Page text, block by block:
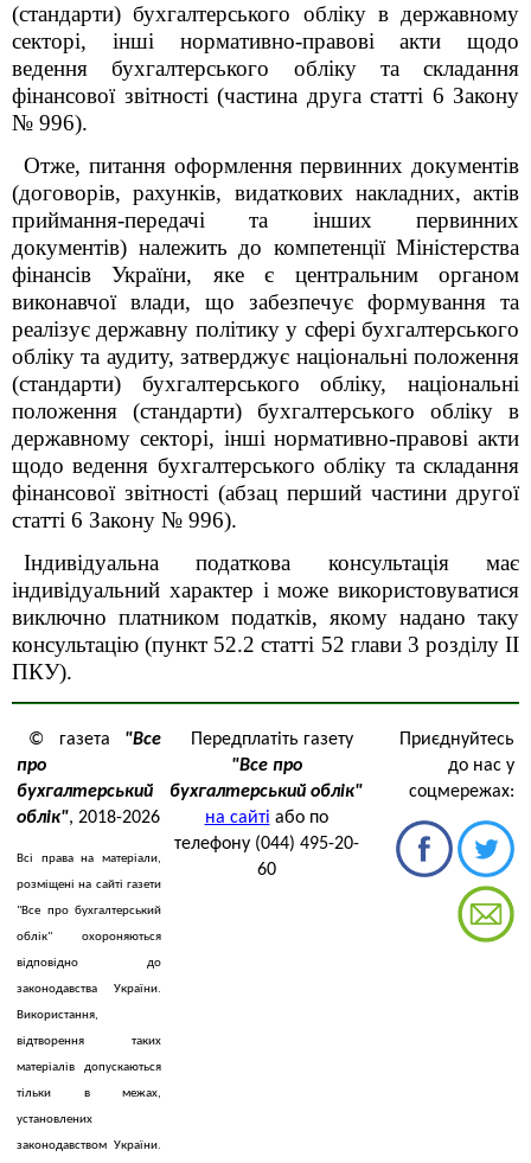
(стандарти) бухгалтерського обліку в державному
секторі, інші нормативно-правові акти щодо
ведення бухгалтерського обліку та складання
фінансової звітності (частина друга статті 6 Закону
№ 996).
Отже, питання оформлення первинних документів
(договорів, рахунків, видаткових накладних, актів
приймання-передачі та інших первинних
документів) належить до компетенції Міністерства
фінансів України, яке є центральним органом
виконавчої влади, що забезпечує формування та
реалізує державну політику у сфері бухгалтерського
обліку та аудиту, затверджує національні положення
(стандарти) бухгалтерського обліку, національні
положення (стандарти) бухгалтерського обліку в
державному секторі, інші нормативно-правові акти
щодо ведення бухгалтерського обліку та складання
фінансової звітності (абзац перший частини другої
статті 6 Закону № 996).
Індивідуальна податкова консультація має
індивідуальний характер і може використовуватися
виключно платником податків, якому надано таку
консультацію(пункт 52.2 статті 52 глави 3 розділу ІІ
ПКУ).
© газета "Все
про
бухгалтерський
облік", 2018-2026
Всі права на матеріали,
розміщені на сайті газети
"Все про бухгалтерський
облік" охороняються
відповідно до
законодавства України.
Використання,
відтворення таких
матеріалів допускаються
тільки в межах,
установлених
законодавством України.
Передплатіть газету
"Все про
бухгалтерський облік"
на сайті або по
телефону (044) 495-20-
60
Приєднуйтесь
до нас у
соцмережах: